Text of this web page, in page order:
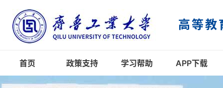
高等教
首页 政策支持 学习帮助 APP下载